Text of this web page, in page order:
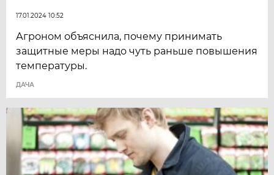
17.01.2024 10:52
Агроном объяснила, почему принимать
защитные меры надо чуть раньше повышения
температуры.
ДАЧА